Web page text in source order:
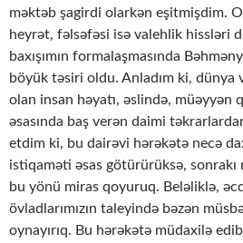
məktəb şagirdi olarkən eşitmişdim.
heyrət, fəlsəfəsi isə valehlik hissləri
baxışımın formalaşmasında
böyük təsiri oldu. Anladım ki, dünya
olan insan həyatı, əslində, müəyyən
əsasında baş verən daimi
etdim ki, bu dairəvi hərəkətə necə
istiqaməti əsas götürürüksə, sonrakı
bu yönü miras qoyuruq. Beləliklə,
övladlarımızın taleyində bəzən
oynayırıq. Bu hərəkətə müdaxilə